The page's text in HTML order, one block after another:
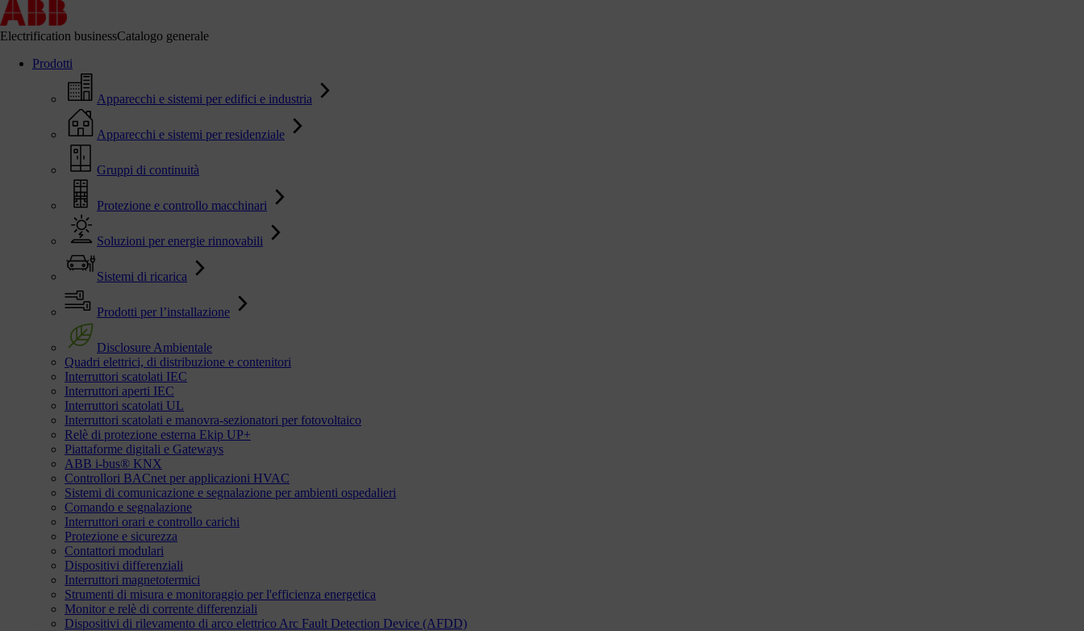
Electrification businessCatalogo generale
Prodotti
Apparecchi e sistemi per edifici e industria
Apparecchi e sistemi per residenziale
Gruppi di continuità
Protezione e controllo macchinari
Soluzioni per energie rinnovabili
Sistemi di ricarica
Prodotti per l’installazione
Disclosure Ambientale
Quadri elettrici, di distribuzione e contenitori
Interruttori scatolati IEC
Interruttori aperti IEC
Interruttori scatolati UL
Interruttori scatolati e manovra-sezionatori per fotovoltaico
Relè di protezione esterna Ekip UP+
Piattaforme digitali e Gateways
ABB i-bus® KNX
Controllori BACnet per applicazioni HVAC
Sistemi di comunicazione e segnalazione per ambienti ospedalieri
Comando e segnalazione
Interruttori orari e controllo carichi
Protezione e sicurezza
Contattori modulari
Dispositivi differenziali
Interruttori magnetotermici
Strumenti di misura e monitoraggio per l'efficienza energetica
Monitor e relè di corrente differenziali
Dispositivi di rilevamento di arco elettrico Arc Fault Detection Device (AFDD)